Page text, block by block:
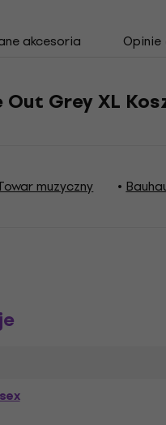
akcesoria Opinie
Out Grey XL
muzyczny